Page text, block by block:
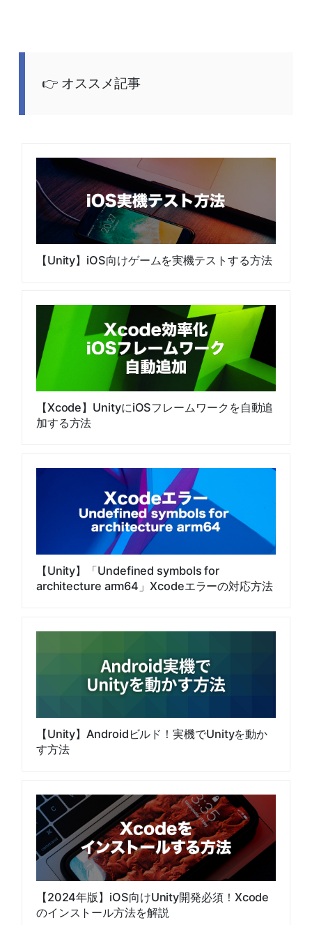
オススメ記事
【Unity】iOS向けゲームを実機テストする方法
【Xcode】UnityにiOSフレームワークを自動追
加する方法
【Unity】「Undefined symbols for
architecture arm64」Xcodeエラーの対応方法
【Unity】Androidビルド！実機でUnityを動か
す方法
【2024年版】iOS向けUnity開発必須！Xcode
のインストール方法を解説